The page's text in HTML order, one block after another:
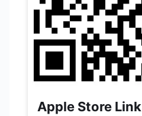
Apple Store Link